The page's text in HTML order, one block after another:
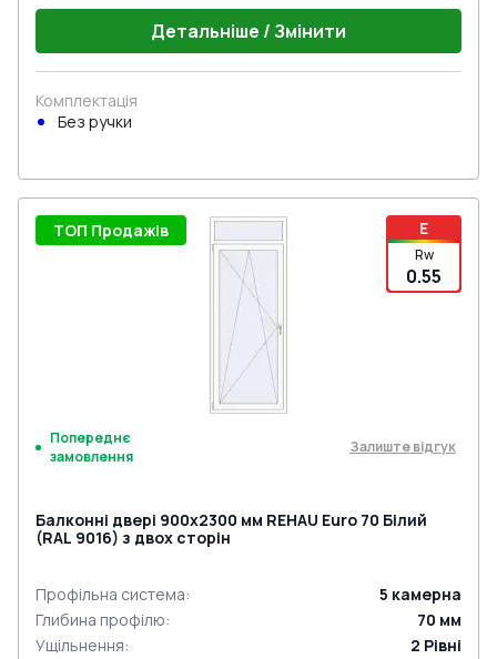
Детальніше / Змінити
Комплектація
Без ручки
E
Rw
0.55
ТОП Продажів
Попереднє
замовлення
Залиште відгук
Балконні двері 900x2300 мм REHAU Euro 70 Білий
(RAL 9016) з двох сторін
Профільна система: 5 камерна
Глибина профілю: 70 мм
Ущільнення: 2 Рівні